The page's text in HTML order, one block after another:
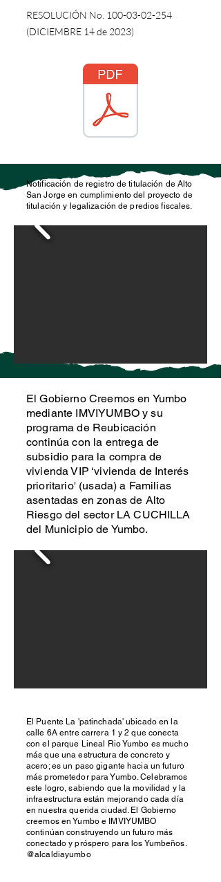
RESOLUCIÓN No. 100-03-02-254
(DICIEMBRE 14 de 2023)
Notificación de registro de titulación de Alto
San Jorge en cumplimiento del proyecto de
titulación y legalización de predios fiscales.
El Gobierno Creemos en Yumbo
mediante IMVIYUMBO y su
programa de Reubicación
continúa con la entrega de
subsidio para la compra de
vivienda VIP ‘vivienda de Interés
prioritario' (usada) a Familias
asentadas en zonas de Alto
Riesgo del sector LA CUCHILLA
del Municipio de Yumbo.
El Puente La 'patinchada' ubicado en la
calle 6A entre carrera 1 y 2 que conecta
con el parque Lineal Rio Yumbo es mucho
más que una estructura de concreto y
acero; es un paso gigante hacia un futuro
más prometedor para Yumbo. Celebramos
este logro, sabiendo que la movilidad y la
infraestructura están mejorando cada día
en nuestra querida ciudad. El Gobierno
creemos en Yumbo e IMVIYUMBO
continúan construyendo un futuro más
conectado y próspero para los Yumbeños.
@alcaldiayumbo